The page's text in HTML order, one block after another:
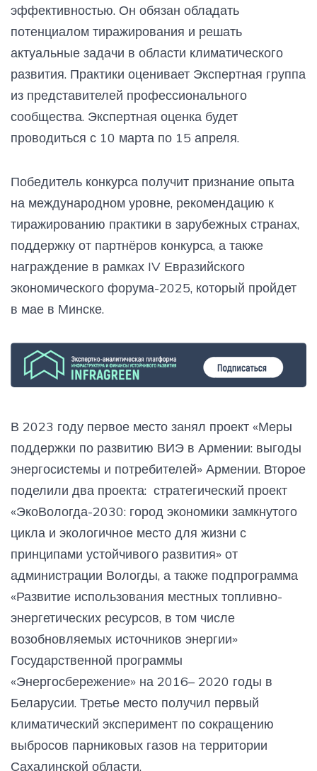
эффективностью. Он обязан обладать
потенциалом тиражирования и решать
актуальные задачи в области климатического
развития. Практики оценивает Экспертная группа
из представителей профессионального
сообщества. Экспертная оценка будет
проводиться с 10 марта по 15 апреля.
Победитель конкурса получит признание опыта
на международном уровне, рекомендацию к
тиражированию практики в зарубежных странах,
поддержку от партнёров конкурса, а также
награждение в рамках IV Евразийского
экономического форума-2025, который пройдет
в мае в Минске.
В 2023 году первое место занял проект «Меры
поддержки по развитию ВИЭ в Армении: выгоды
энергосистемы и потребителей» Армении. Второе
поделили два проекта: стратегический проект
«ЭкоВологда-2030: город экономики замкнутого
цикла и экологичное место для жизни с
принципами устойчивого развития» от
администрации Вологды, а также подпрограмма
«Развитие использования местных топливно-
энергетических ресурсов, в том числе
возобновляемых источников энергии»
Государственной программы
«Энергосбережение» на 2016– 2020 годы в
Беларусии. Третье место получил первый
климатический эксперимент по сокращению
выбросов парниковых газов на территории
Сахалинской области.